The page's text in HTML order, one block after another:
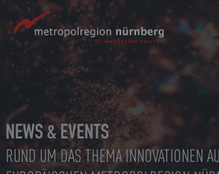
Zum
Hauptinhalt
springen
NEWS & EVENTS
RUND UM DAS THEMA INNOVATIONEN